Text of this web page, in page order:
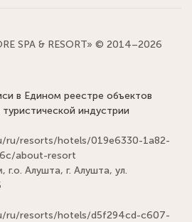
SPA & RESORT» © 2014–2026
в Едином реестре объектов
индустрии
ru/resorts/hotels/019e6330-1a82-
about-resort
Алушта, г. Алушта, ул.
ru/resorts/hotels/d5f294cd-c607-